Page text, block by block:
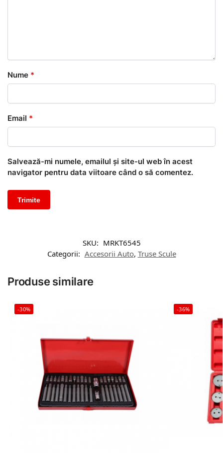
Nume *
Email *
Salvează-mi numele, emailul și site-ul web în acest
navigator pentru data viitoare când o să comentez.
SKU: MRKT6545
Categorii: Accesorii Auto, Truse Scule
Produse similare
-30% -36%